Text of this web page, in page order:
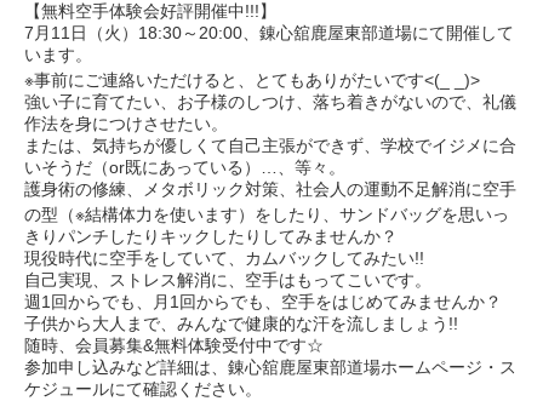
【無料空手体験会好評開催中!!!】
7月11日（火）18:30～20:00、錬心舘鹿屋東部道場にて開催して
います。
※事前にご連絡いただけると、とてもありがたいです<(_ _)>
強い子に育てたい、お子様のしつけ、落ち着きがないので、礼儀
作法を身につけさせたい。
または、気持ちが優しくて自己主張ができず、学校でイジメに合
いそうだ（or既にあっている）…、等々。
護身術の修練、メタボリック対策、社会人の運動不足解消に空手
の型（※結構体力を使います）をしたり、 サンドバッグを思いっ
きりパンチしたりキックしたりしてみませんか？
現役時代に空手をしていて、カムバックしてみたい!!
自己実現、ストレス解消に、空手はもってこいです。
週1回からでも、月1回からでも、空手をはじめてみませんか？
子供から大人まで、みんなで健康的な汗を流しましょう!!
随時、会員募集&無料体験受付中です☆
参加申し込みなど詳細は、錬心舘鹿屋東部道場ホームページ・ス
ケジュールにて確認ください。